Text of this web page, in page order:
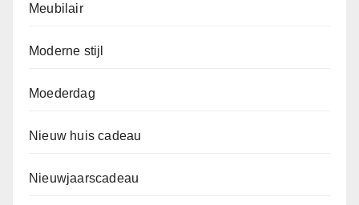
Meubilair
Moderne stijl
Moederdag
Nieuw huis cadeau
Nieuwjaarscadeau